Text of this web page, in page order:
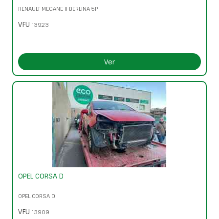
RENAULT MEGANE II BERLINA 5P
VFU 13923
Ver
OPEL CORSA D
OPEL CORSA D
VFU 13909